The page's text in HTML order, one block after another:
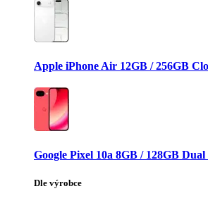
Apple iPhone Air 12GB / 256GB
Google Pixel 10a 8GB / 128GB
Dle výrobce